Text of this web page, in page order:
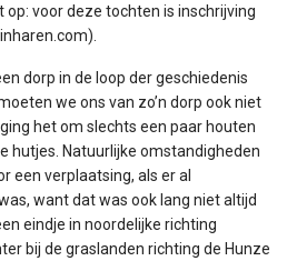
voor deze tochten is inschrijving
dorp in de loop der geschiedenis
we ons van zo’n dorp ook niet
het om slechts een paar houten
hutjes. Natuurlijke omstandigheden
een verplaatsing, als er al
want dat was ook lang niet altijd
eindje in noordelijke richting
bij de graslanden richting de Hunze